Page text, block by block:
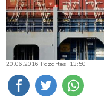
20.06.2016 Pazartesi 13:50